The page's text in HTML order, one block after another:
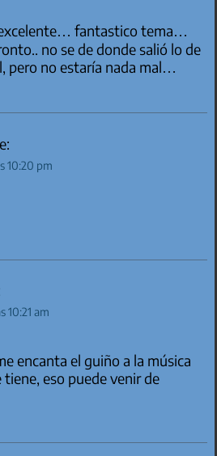
fantastico tema…
no se de donde salió lo de
pero no estaría nada mal…
10:20 pm
10:21 am
encanta el guiño a la música
eso puede venir de